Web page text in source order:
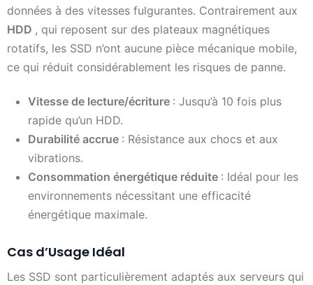
données à des vitesses fulgurantes. Contrairement aux
HDD , qui reposent sur des plateaux magnétiques
rotatifs, les SSD n’ont aucune pièce mécanique mobile,
ce qui réduit considérablement les risques de panne.
Vitesse de lecture/écriture : Jusqu’à 10 fois plus
rapide qu’un HDD.
Durabilité accrue : Résistance aux chocs et aux
vibrations.
Consommation énergétique réduite : Idéal pour les
environnements nécessitant une efficacité
énergétique maximale.
Cas d’Usage Idéal
Les SSD sont particulièrement adaptés aux serveurs qui